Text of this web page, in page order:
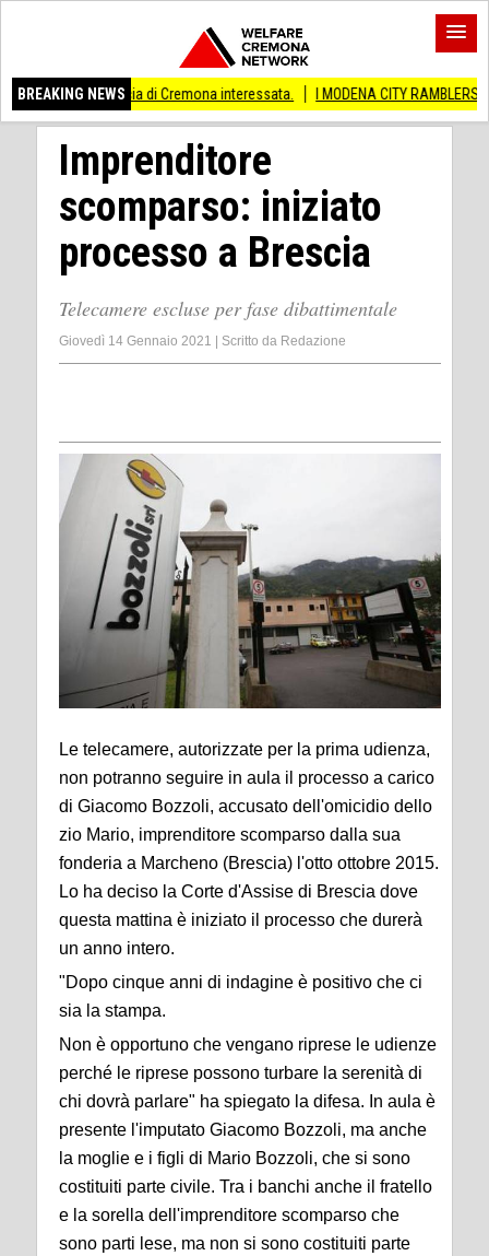
BREAKING NEWS
di Cremona interessata. I MODENA CITY RAMBLERS ARRIVANO A
Imprenditore
scomparso: iniziato
processo a Brescia
Telecamere escluse per fase dibattimentale
Giovedì 14 Gennaio 2021 Scritto da Redazione
Le telecamere, autorizzate per la prima udienza,
non potranno seguire in aula il processo a carico
di Giacomo Bozzoli, accusato dell'omicidio dello
zio Mario, imprenditore scomparso dalla sua
fonderia a Marcheno (Brescia) l'otto ottobre 2015.
Lo ha deciso la Corte d'Assise di Brescia dove
questa mattina è iniziato il processo che durerà
un anno intero.
"Dopo cinque anni di indagine è positivo che ci
sia la stampa.
Non è opportuno che vengano riprese le udienze
perché le riprese possono turbare la serenità di
chi dovrà parlare" ha spiegato la difesa. In aula è
presente l'imputato Giacomo Bozzoli, ma anche
la moglie e i figli di Mario Bozzoli, che si sono
costituiti parte civile. Tra i banchi anche il fratello
e la sorella dell'imprenditore scomparso che
sono parti lese, ma non si sono costituiti parte